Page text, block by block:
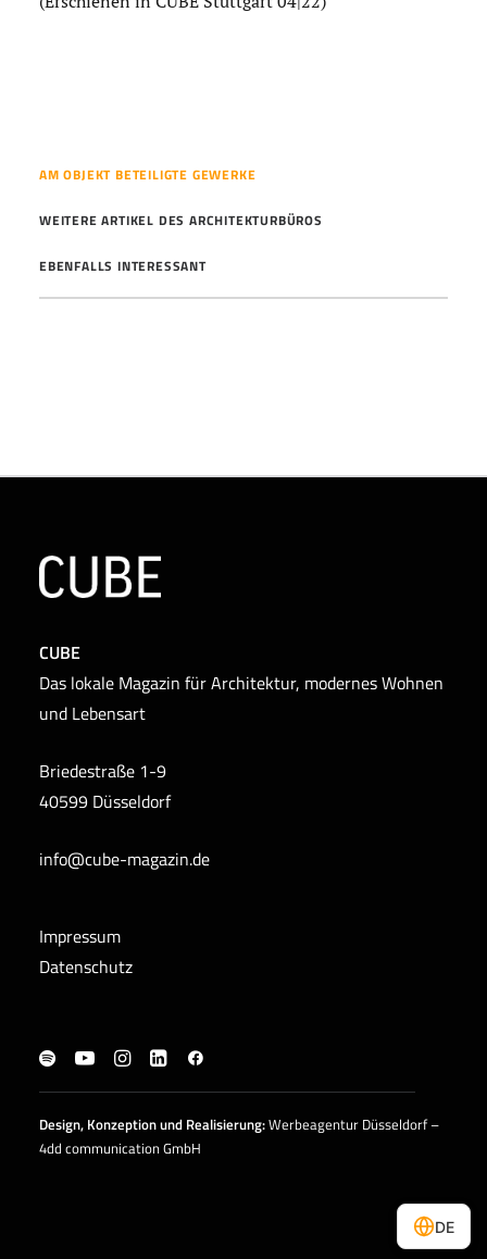
AM OBJEKT BETEILIGTE GEWERKE
WEITERE ARTIKEL DES ARCHITEKTURBÜROS
EBENFALLS INTERESSANT
CUBE
Das lokale Magazin für Architektur, modernes Wohnen
und Lebensart
Briedestraße 1-9
40599 Düsseldorf
info@cube-magazin.de
Impressum
Datenschutz
Design, Konzeption und Realisierung:Werbeagentur Düsseldorf –
4dd communication GmbH
DE